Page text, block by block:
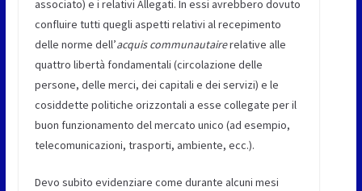
associato) e i relativi Allegati. In essi avrebbero dovuto
confluire tutti quegli aspetti relativi al recepimento
delle norme dell’acquis communautairerelative alle
quattro libertà fondamentali (circolazione delle
persone, delle merci, dei capitali e dei servizi) e le
cosiddette politiche orizzontali a esse collegate per il
buon funzionamento del mercato unico (ad esempio,
telecomunicazioni, trasporti, ambiente, ecc.).
Devo subito evidenziare come durante alcuni mesi